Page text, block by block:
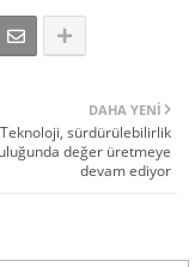
DAHA YENI
sürdürülebilirlik
değer üretmeye
devam ediyor